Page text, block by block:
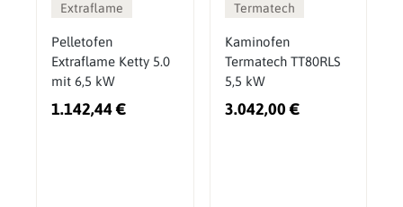
Extraflame
Pelletofen
Extraflame Ketty 5.0
mit 6,5 kW
1.142,44 €
Termatech
Kaminofen
Termatech TT80RLS
5,5 kW
3.042,00 €